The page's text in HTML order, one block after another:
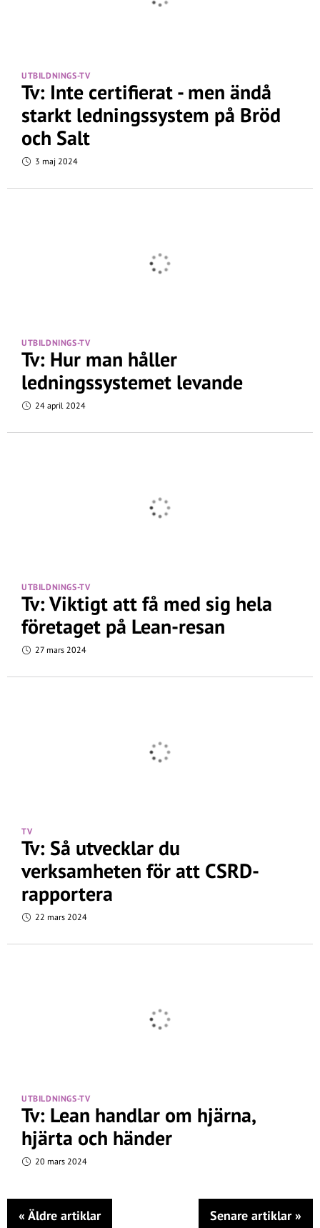
UTBILDNINGS-TV
Tv: Inte certifierat - men ändå
starkt ledningssystem på Bröd
och Salt
3 maj 2024
UTBILDNINGS-TV
Tv: Hur man håller
ledningssystemet levande
24 april 2024
UTBILDNINGS-TV
Tv: Viktigt att få med sig hela
företaget på Lean-resan
27 mars 2024
TV
Tv: Så utvecklar du
verksamheten för att CSRD-
rapportera
22 mars 2024
UTBILDNINGS-TV
Tv: Lean handlar om hjärna,
hjärta och händer
20 mars 2024
« Äldre artiklar Senare artiklar»